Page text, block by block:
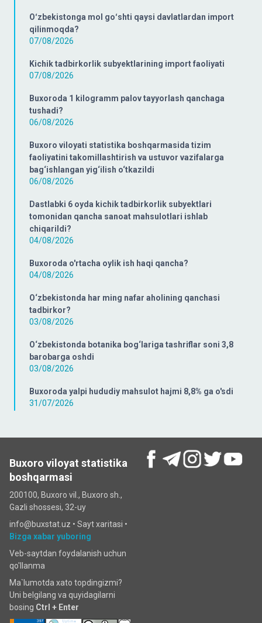
Oʻzbekistonga mol goʻshti qaysi davlatlardan import
qilinmoqda?
07/08/2026
Kichik tadbirkorlik subyektlarining import faoliyati
07/08/2026
Buxoroda 1 kilogramm palov tayyorlash qanchaga
tushadi?
06/08/2026
Buxoro viloyati statistika boshqarmasida tizim
faoliyatini takomillashtirish va ustuvor vazifalarga
bag‘ishlangan yig‘ilish o‘tkazildi
06/08/2026
Dastlabki 6 oyda kichik tadbirkorlik subyektlari
tomonidan qancha sanoat mahsulotlari ishlab
chiqarildi?
04/08/2026
Buxoroda o'rtacha oylik ish haqi qancha?
04/08/2026
O‘zbekistonda har ming nafar aholining qanchasi
tadbirkor?
03/08/2026
O‘zbekistonda botanika bog‘lariga tashriflar soni 3,8
barobarga oshdi
03/08/2026
Buxoroda yalpi hududiy mahsulot hajmi 8,8% ga o'sdi
31/07/2026
Buxoro viloyat statistika
boshqarmasi
200100, Buxoro vil., Buxoro sh.,
Gazli shossesi, 32-uy
info@buxstat.uz • Sayt xaritasi •
Bizga xabar yuboring
Veb-saytdan foydalanish uchun
qo'llanma
Ma`lumotda xato topdingizmi?
Uni belgilang va quyidagilarni
bosing Ctrl + Enter